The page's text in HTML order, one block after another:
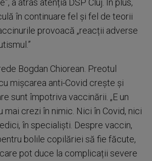
a atras atenția DSP Cluj. În plus,
în continuare fel și fel de teorii
provoacă „reacții adverse
Bogdan Chiorean. Preotul
mișcarea anti-Covid crește și
sunt împotriva vaccinării. „E un
mai crezi în nimic. Nici în Covid, nici
în specialiști. Despre vaccin,
bolile copilăriei să fie făcute,
pot duce la complicații severe